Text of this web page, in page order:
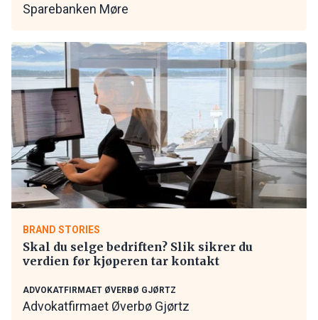
Sparebanken Møre
BRAND STORIES
Skal du selge bedriften? Slik sikrer du
verdien før kjøperen tar kontakt
ADVOKATFIRMAET ØVERBØ GJØRTZ
Advokatfirmaet Øverbø Gjørtz